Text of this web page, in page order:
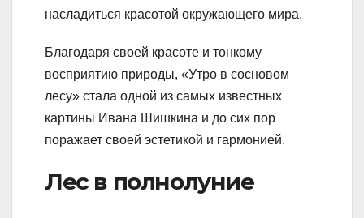
насладиться красотой окружающего мира.
Благодаря своей красоте и тонкому
восприятию природы, «Утро в сосновом
лесу» стала одной из самых известных
картины Ивана Шишкина и до сих пор
поражает своей эстетикой и гармонией.
Лес в полнолуние